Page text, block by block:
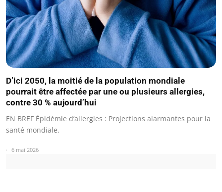
D’ici 2050, la moitié de la population mondiale
pourrait être affectée par une ou plusieurs allergies,
contre 30 % aujourd’hui
EN BREF Épidémie d’allergies : Projections alarmantes pour la
santé mondiale.
6 mai 2026